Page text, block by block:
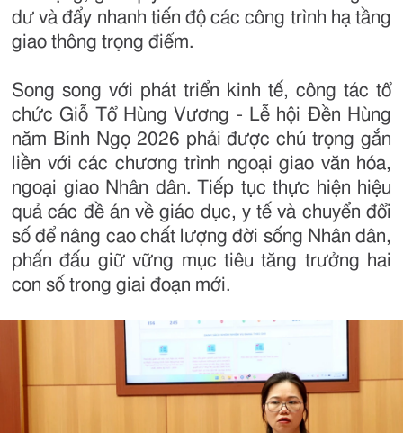
dư và đẩy nhanh tiến độ các công trình hạ tầng
giao thông trọng điểm.
Song song với phát triển kinh tế, công tác tổ
chức Giỗ Tổ Hùng Vương - Lễ hội Đền Hùng
năm Bính Ngọ 2026 phải được chú trọng gắn
liền với các chương trình ngoại giao văn hóa,
ngoại giao Nhân dân. Tiếp tục thực hiện hiệu
quả các đề án về giáo dục, y tế và chuyển đổi
số để nâng cao chất lượng đời sống Nhân dân,
phấn đấu giữ vững mục tiêu tăng trưởng hai
con số trong giai đoạn mới.